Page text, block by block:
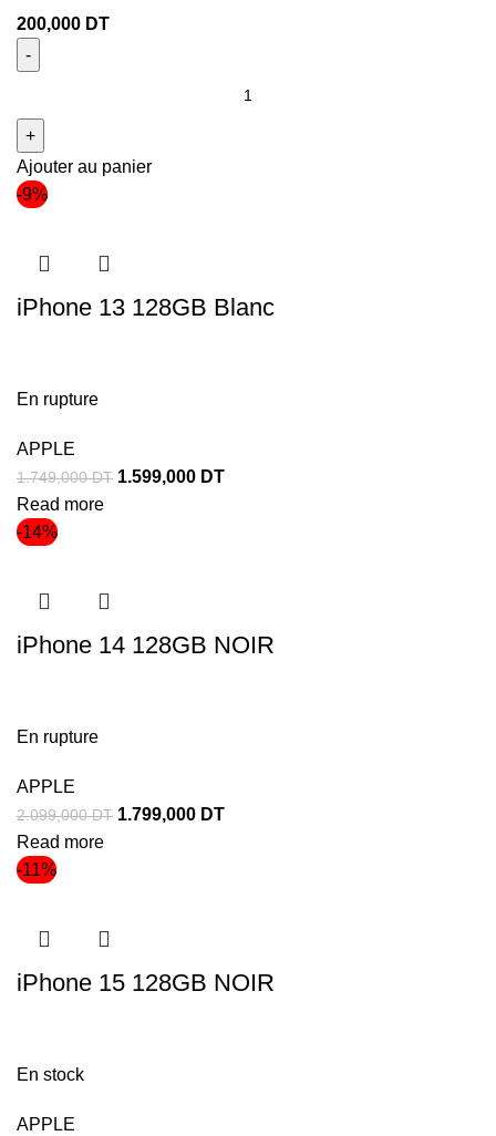
200,000 DT
Ajouter au panier
-9%
iPhone 13 128GB Blanc
En rupture
APPLE
1.749,000DT 1.599,000 DT
Read more
-14%
iPhone 14 128GB NOIR
En rupture
APPLE
2.099,000DT 1.799,000 DT
Read more
-11%
iPhone 15 128GB NOIR
En stock
APPLE